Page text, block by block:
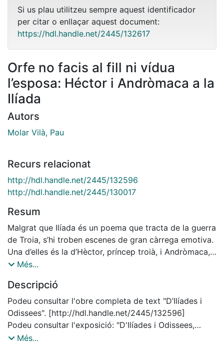
Si us plau utilitzeu sempre aquest identificador
per citar o enllaçar aquest document:
https://hdl.handle.net/2445/132617
Orfe no facis al fill ni vídua
l’esposa: Héctor i Andròmaca a la
Ilíada
Autors
Molar Vilà, Pau
Recurs relacionat
http://hdl.handle.net/2445/132596
http://hdl.handle.net/2445/130017
Resum
Malgrat que Ilíada és un poema que tracta de la guerra
de Troia, s’hi troben escenes de gran càrrega emotiva.
Una d’elles és la d’Hèctor, príncep troià, i Andròmaca,
la seva muller, que es troben en el cant VI de la Ilíada,
confrontació, en el diàleg entre Hèctor i Andròmaca,
sobre les funcions del príncep troià com a guerrer i
espòs. Deixem ressonar la veu de l’aede...
Més...
Descripció
Podeu consultar l'obre completa de text "D’Ilíades i
Odissees". [http://hdl.handle.net/2445/132596]
Podeu consultar l'exposició: "D'Ilíades i Odissees,
Exposició virtual. (2019)" .
Més...